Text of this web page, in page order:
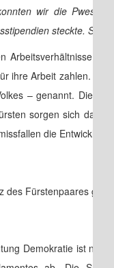
wir die Pwes
steckte. So
Arbeitsverhältnisse
ihre Arbeit zahlen.
– genannt. Die
sorgen sich
die
des Fürstenpaares
Demokratie ist